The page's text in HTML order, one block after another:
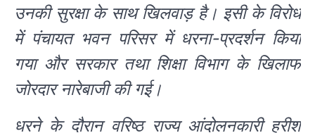
उनकी सुरक्षा के साथ खिलवाड़ है। इसी के विरोध
में पंचायत भवन परिसर में धरना-प्रदर्शन किया
गया और सरकार तथा शिक्षा विभाग के खिलाफ
जोरदार नारेबाजी की गई।
धरने के दौरान वरिष्ठ राज्य आंदोलनकारी हरीश